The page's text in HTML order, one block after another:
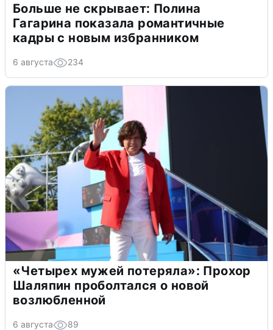
Больше не скрывает: Полина
Гагарина показала романтичные
кадры с новым избранником
6 августа 234
«Четырех мужей потеряла»: Прохор
Шаляпин проболтался о новой
возлюбленной
6 августа 89